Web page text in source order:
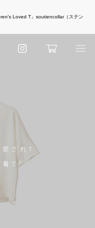
Loved T」soutiencollar（ステン
されT
着て"